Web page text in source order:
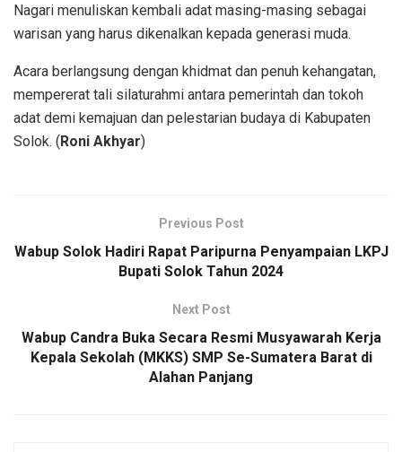
Nagari menuliskan kembali adat masing-masing sebagai
warisan yang harus dikenalkan kepada generasi muda.
Acara berlangsung dengan khidmat dan penuh kehangatan,
mempererat tali silaturahmi antara pemerintah dan tokoh
adat demi kemajuan dan pelestarian budaya di Kabupaten
Solok. (Roni Akhyar)
Previous Post
Wabup Solok Hadiri Rapat Paripurna Penyampaian LKPJ
Bupati Solok Tahun 2024
Next Post
Wabup Candra Buka Secara Resmi Musyawarah Kerja
Kepala Sekolah (MKKS) SMP Se-Sumatera Barat di
Alahan Panjang